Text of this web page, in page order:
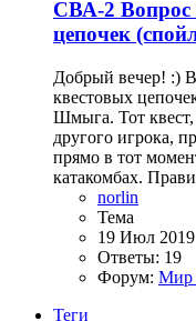
СВА-2 Вопрос
цепочек
Добрый вечер! :)
квестовых
Шмыга. Тот
другого игрока,
прямо в тот
катакомбах.
norlin
Тема
19 Июл 2019
Ответы: 19
Форум: Мир
Теги